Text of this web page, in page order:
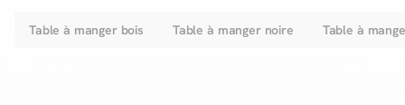
Dernière chance jusqu'à -50%
Table à manger bois Table à manger noire Table à